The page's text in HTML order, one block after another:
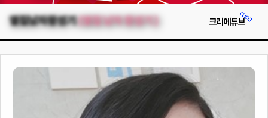
크리에튜브
옆집남자왕성기(옆집 남자 왕성기 )